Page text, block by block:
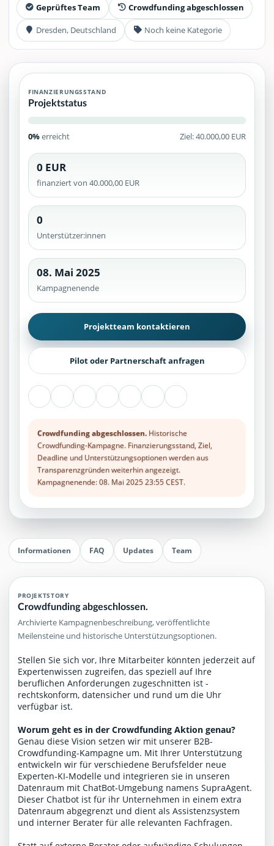
Geprüftes Team Crowdfunding abgeschlossen
Dresden, Deutschland Noch keine Kategorie
FINANZIERUNGSSTAND
Projektstatus
0%erreicht Ziel: 40.000,00 EUR
0 EUR
finanziert von 40.000,00 EUR
0
Unterstützer:innen
08. Mai 2025
Kampagnenende
Projektteam kontaktieren
Pilot oder Partnerschaft anfragen
Crowdfunding abgeschlossen.Historische
Crowdfunding-Kampagne. Finanzierungsstand, Ziel,
Deadline und Unterstützungsoptionen werden aus
Transparenzgründen weiterhin angezeigt.
Kampagnenende: 08. Mai 2025 23:55 CEST.
Informationen FAQ Updates Team
PROJEKTSTORY
Crowdfunding abgeschlossen.
Archivierte Kampagnenbeschreibung, veröffentlichte
Meilensteine und historische Unterstützungsoptionen.
Stellen Sie sich vor, Ihre Mitarbeiter könnten jederzeit auf
Expertenwissen zugreifen, das speziell auf Ihre
beruflichen Anforderungen zugeschnitten ist -
rechtskonform, datensicher und rund um die Uhr
verfügbar ist.
Worum geht es in der Crowdfunding Aktion genau?
Genau diese Vision setzen wir mit unserer B2B-
Crowdfunding-Kampagne um. Mit Ihrer Unterstützung
entwickeln wir für verschiedene Berufsfelder neue
Experten-KI-Modelle und integrieren sie in unseren
Datenraum mit ChatBot-Umgebung namens SupraAgent.
Dieser Chatbot ist für ihr Unternehmen in einem extra
Datenraum abgegrenzt und dient als Assistenzsystem
und interner Berater für alle relevanten Fachfragen.